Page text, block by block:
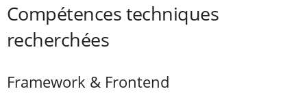
Compétences techniques
recherchées
Framework & Frontend